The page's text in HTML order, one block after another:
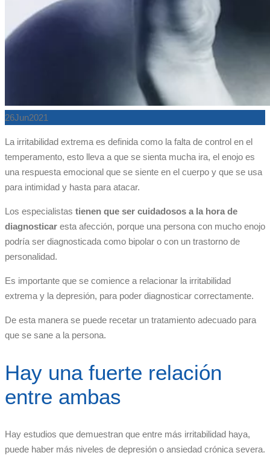
26Jun2021
La irritabilidad extrema es definida como la falta de control en el
temperamento, esto lleva a que se sienta mucha ira, el enojo es
una respuesta emocional que se siente en el cuerpo y que se usa
para intimidad y hasta para atacar.
Los especialistas tienen que ser cuidadosos a la hora de
diagnosticar esta afección, porque una persona con mucho enojo
podría ser diagnosticada como bipolar o con un trastorno de
personalidad.
Es importante que se comience a relacionar la irritabilidad
extrema y la depresión, para poder diagnosticar correctamente.
De esta manera se puede recetar un tratamiento adecuado para
que se sane a la persona.
Hay una fuerte relación
entre ambas
Hay estudios que demuestran que entre más irritabilidad haya,
puede haber más niveles de depresión o ansiedad crónica severa.